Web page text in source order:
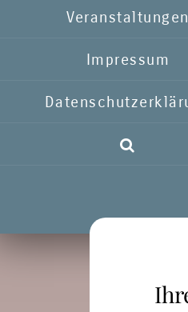
Veranstaltungen
Impressum